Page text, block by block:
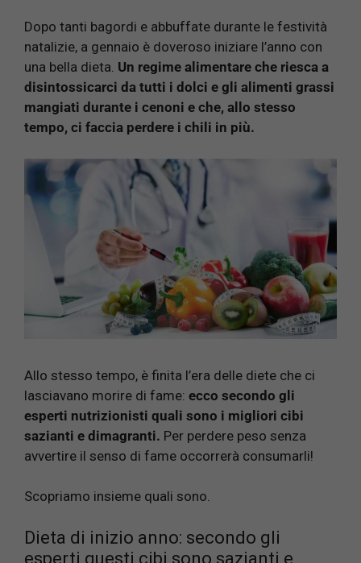
Dopo tanti bagordi e abbuffate durante le festività
natalizie, a gennaio è doveroso iniziare l’anno con
una bella dieta. Un regime alimentare che riesca a
disintossicarci da tutti i dolci e gli alimenti grassi
mangiati durante i cenoni e che, allo stesso
tempo, ci faccia perdere i chili in più.
Allo stesso tempo, è finita l’era delle diete che ci
lasciavano morire di fame: ecco secondo gli
esperti nutrizionisti quali sono i migliori cibi
sazianti e dimagranti. Per perdere peso senza
avvertire il senso di fame occorrerà consumarli!
Scopriamo insieme quali sono.
Dieta di inizio anno: secondo gli
esperti questi cibi sono sazianti e